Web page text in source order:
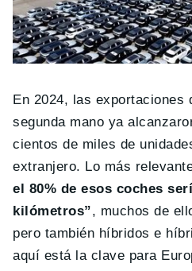
En 2024, las exportaciones
segunda mano ya
cientos de miles de
extranjero. Lo más
el 80% de esos coches
kilómetros”, muchos de
pero también híbridos e
aquí está la clave para